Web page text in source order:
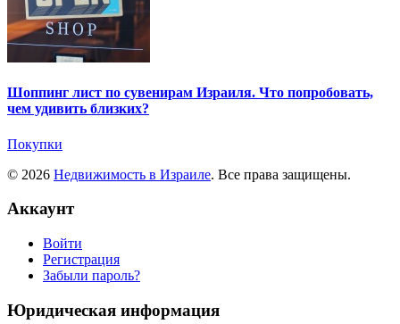
Шоппинг лист по сувенирам Израиля. Что попробовать,
чем удивить близких?
Покупки
© 2026 Недвижимость в Израиле. Все права защищены.
Аккаунт
Войти
Регистрация
Забыли пароль?
Юридическая информация